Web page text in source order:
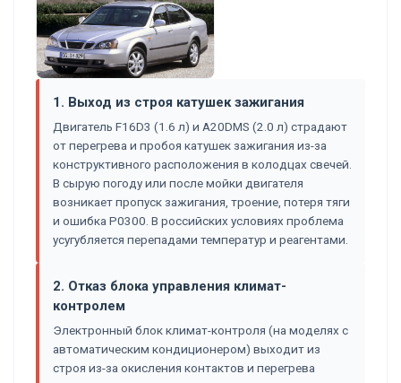
1. Выход из строя катушек зажигания
Двигатель F16D3 (1.6 л) и A20DMS (2.0 л) страдают
от перегрева и пробоя катушек зажигания из-за
конструктивного расположения в колодцах свечей.
В сырую погоду или после мойки двигателя
возникает пропуск зажигания, троение, потеря тяги
и ошибка P0300. В российских условиях проблема
усугубляется перепадами температур и реагентами.
2. Отказ блока управления климат-
контролем
Электронный блок климат-контроля (на моделях с
автоматическим кондиционером) выходит из
строя из-за окисления контактов и перегрева